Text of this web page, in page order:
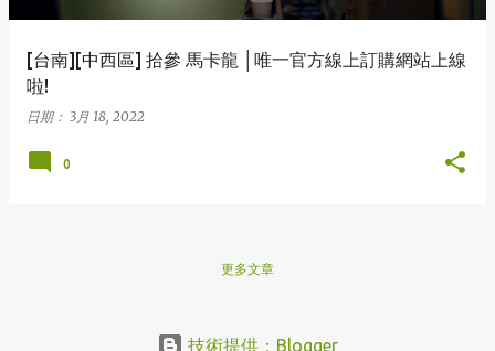
[台南][中西區] 拾參 馬卡龍 │唯一官方線上訂購網站上線
啦!
日期： 3月 18, 2022
0
更多文章
技術提供：Blogger